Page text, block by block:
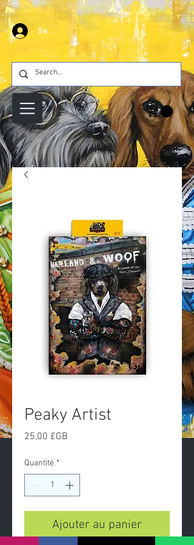
Se connecter
Peaky Artist
25,00 £GB
Quantité *
Ajouter au panier